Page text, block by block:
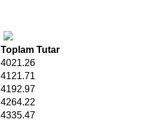
Toplam Tutar
4021.26
4121.71
4192.97
4264.22
4335.47